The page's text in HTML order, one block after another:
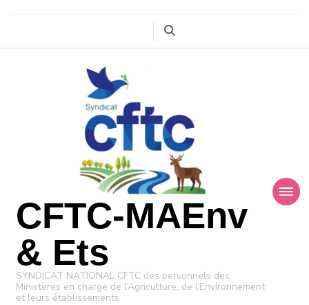
CFTC-MAEnv
& Ets
SYNDICAT NATIONAL CFTC des personnels des
Ministères en charge de l’Agriculture, de l’Environnement
et leurs établissements